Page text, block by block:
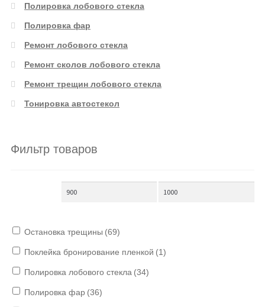
Полировка лобового стекла
Полировка фар
Ремонт лобового стекла
Ремонт сколов лобового стекла
Ремонт трещин лобового стекла
Тонировка автостекол
Фильтр товаров
Остановка трещины (69)
Поклейка бронирование пленкой (1)
Полировка лобового стекла (34)
Полировка фар (36)